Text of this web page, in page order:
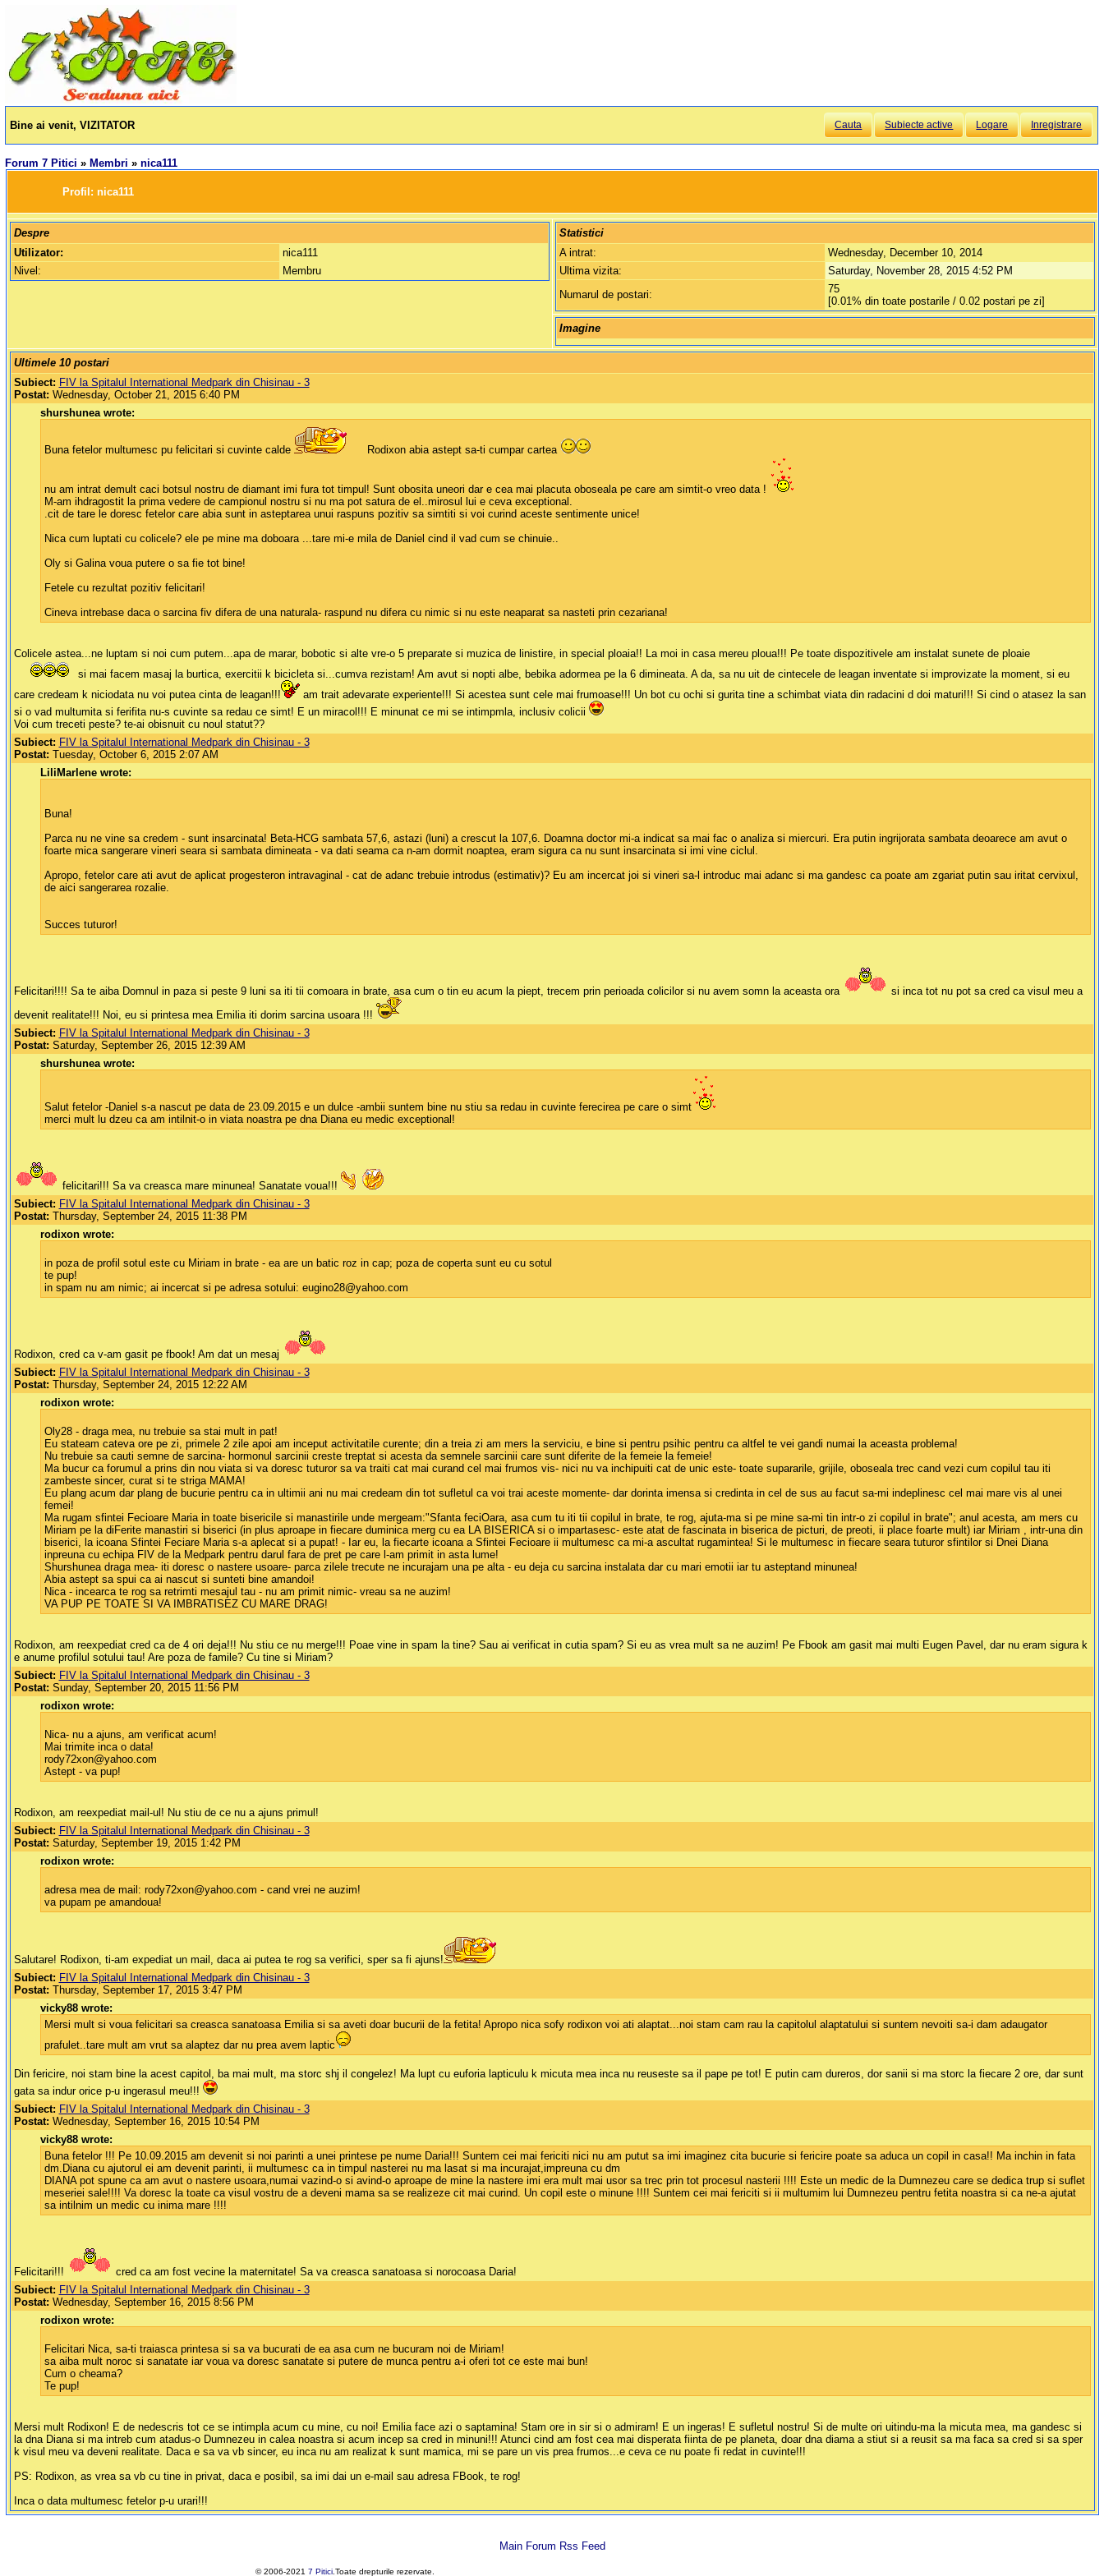
Bine ai venit, VIZITATOR Cauta Subiecte active Logare Inregistrare
Forum 7 Pitici » Membri »nica111
		Profil:
nica111
Despre
Utilizator:
nica111
Nivel:
Membru
Statistici
A intrat:
Wednesday, December 10, 2014
Ultima vizita:
Saturday, November 28, 2015 4:52 PM
Numarul de postari:
75
[0.01% din toate postarile / 0.02 postari pe zi]
Imagine
Ultimele 10 postari
Subiect: FIV la Spitalul International Medpark din Chisinau - 3
Postat: Wednesday, October 21, 2015 6:40 PM
shurshunea wrote:
Buna fetelor multumesc pu felicitari si cuvinte calde Rodixon abia astept sa-ti cumpar cartea
nu am intrat demult caci botsul nostru de diamant imi fura tot timpul! Sunt obosita uneori dar e cea mai placuta oboseala pe care am simtit-o vreo data !
M-am ihdragostit la prima vedere de campionul nostru si nu ma pot satura de el..mirosul lui e ceva exceptional.
.cit de tare le doresc fetelor care abia sunt in asteptarea unui raspuns pozitiv sa simtiti si voi curind aceste sentimente unice!
Nica cum luptati cu colicele? ele pe mine ma doboara ...tare mi-e mila de Daniel cind il vad cum se chinuie..
Oly si Galina voua putere o sa fie tot bine!
Fetele cu rezultat pozitiv felicitari!
Cineva intrebase daca o sarcina fiv difera de una naturala- raspund nu difera cu nimic si nu este neaparat sa nasteti prin cezariana!
Colicele astea...ne luptam si noi cum putem...apa de marar, bobotic si alte vre-o 5 preparate si muzica de linistire, in special ploaia!! La moi in casa mereu ploua!!! Pe toate dispozitivele am instalat sunete de ploaie
si mai facem masaj la burtica, exercitii k bicicleta si...cumva rezistam! Am avut si nopti albe, bebika adormea pe la 6 dimineata. A da, sa nu uit de cintecele de leagan inventate si improvizate la moment, si eu
care credeam k niciodata nu voi putea cinta de leagan!!!
am trait adevarate experiente!!! Si acestea sunt cele mai frumoase!!! Un bot cu ochi si gurita tine a schimbat viata din radacini d doi maturi!!! Si cind o atasez la san
si o vad multumita si ferifita nu-s cuvinte sa redau ce simt! E un miracol!!! E minunat ce mi se intimpmla, inclusiv colicii
Voi cum treceti peste? te-ai obisnuit cu noul statut??
Subiect: FIV la Spitalul International Medpark din Chisinau - 3
Postat: Tuesday, October 6, 2015 2:07 AM
LiliMarlene wrote:
Buna!
Parca nu ne vine sa credem - sunt insarcinata! Beta-HCG sambata 57,6, astazi (luni) a crescut la 107,6. Doamna doctor mi-a indicat sa mai fac o analiza si miercuri. Era putin ingrijorata sambata deoarece am avut o
foarte mica sangerare vineri seara si sambata dimineata - va dati seama ca n-am dormit noaptea, eram sigura ca nu sunt insarcinata si imi vine ciclul.
Apropo, fetelor care ati avut de aplicat progesteron intravaginal - cat de adanc trebuie introdus (estimativ)? Eu am incercat joi si vineri sa-l introduc mai adanc si ma gandesc ca poate am zgariat putin sau iritat cervixul,
de aici sangerarea rozalie.
Succes tuturor!
Felicitari!!!! Sa te aiba Domnul in paza si peste 9 luni sa iti tii comoara in brate, asa cum o tin eu acum la piept, trecem prin perioada colicilor si nu avem somn la aceasta ora
si inca tot nu pot sa cred ca visul meu a
devenit realitate!!! Noi, eu si printesa mea Emilia iti dorim sarcina usoara !!!
Subiect: FIV la Spitalul International Medpark din Chisinau - 3
Postat: Saturday, September 26, 2015 12:39 AM
shurshunea wrote:
Salut fetelor -Daniel s-a nascut pe data de 23.09.2015 e un dulce -ambii suntem bine nu stiu sa redau in cuvinte ferecirea pe care o simt
merci mult lu dzeu ca am intilnit-o in viata noastra pe dna Diana eu medic exceptional!
felicitari!!! Sa va creasca mare minunea! Sanatate voua!!!
Subiect: FIV la Spitalul International Medpark din Chisinau - 3
Postat: Thursday, September 24, 2015 11:38 PM
rodixon wrote:
in poza de profil sotul este cu Miriam in brate - ea are un batic roz in cap; poza de coperta sunt eu cu sotul
te pup!
in spam nu am nimic; ai incercat si pe adresa sotului: eugino28@yahoo.com
Rodixon, cred ca v-am gasit pe fbook! Am dat un mesaj
Subiect: FIV la Spitalul International Medpark din Chisinau - 3
Postat: Thursday, September 24, 2015 12:22 AM
rodixon wrote:
Oly28 - draga mea, nu trebuie sa stai mult in pat!
Eu stateam cateva ore pe zi, primele 2 zile apoi am inceput activitatile curente; din a treia zi am mers la serviciu, e bine si pentru psihic pentru ca altfel te vei gandi numai la aceasta problema!
Nu trebuie sa cauti semne de sarcina- hormonul sarcinii creste treptat si acesta da semnele sarcinii care sunt diferite de la femeie la femeie!
Ma bucur ca forumul a prins din nou viata si va doresc tuturor sa va traiti cat mai curand cel mai frumos vis- nici nu va inchipuiti cat de unic este- toate supararile, grijile, oboseala trec cand vezi cum copilul tau iti
zambeste sincer, curat si te striga MAMA!
Eu plang acum dar plang de bucurie pentru ca in ultimii ani nu mai credeam din tot sufletul ca voi trai aceste momente- dar dorinta imensa si credinta in cel de sus au facut sa-mi indeplinesc cel mai mare vis al unei
femei!
Ma rugam sfintei Fecioare Maria in toate bisericile si manastirile unde mergeam:"Sfanta feciOara, asa cum tu iti tii copilul in brate, te rog, ajuta-ma si pe mine sa-mi tin intr-o zi copilul in brate"; anul acesta, am mers cu
Miriam pe la diFerite manastiri si biserici (in plus aproape in fiecare duminica merg cu ea LA BISERICA si o impartasesc- este atat de fascinata in biserica de picturi, de preoti, ii place foarte mult) iar Miriam , intr-una din
biserici, la icoana Sfintei Feciare Maria s-a aplecat si a pupat! - Iar eu, la fiecarte icoana a Sfintei Fecioare ii multumesc ca mi-a ascultat rugamintea! Si le multumesc in fiecare seara tuturor sfintilor si Dnei Diana
inpreuna cu echipa FIV de la Medpark pentru darul fara de pret pe care l-am primit in asta lume!
Shurshunea draga mea- iti doresc o nastere usoare- parca zilele trecute ne incurajam una pe alta - eu deja cu sarcina instalata dar cu mari emotii iar tu asteptand minunea!
Abia astept sa spui ca ai nascut si sunteti bine amandoi!
Nica - incearca te rog sa retrimti mesajul tau - nu am primit nimic- vreau sa ne auzim!
VA PUP PE TOATE SI VA IMBRATISEZ CU MARE DRAG!
Rodixon, am reexpediat cred ca de 4 ori deja!!! Nu stiu ce nu merge!!! Poae vine in spam la tine? Sau ai verificat in cutia spam? Si eu as vrea mult sa ne auzim! Pe Fbook am gasit mai multi Eugen Pavel, dar nu eram sigura k
e anume profilul sotului tau! Are poza de famile? Cu tine si Miriam?
Subiect: FIV la Spitalul International Medpark din Chisinau - 3
Postat: Sunday, September 20, 2015 11:56 PM
rodixon wrote:
Nica- nu a ajuns, am verificat acum!
Mai trimite inca o data!
rody72xon@yahoo.com
Astept - va pup!
Rodixon, am reexpediat mail-ul! Nu stiu de ce nu a ajuns primul!
Subiect: FIV la Spitalul International Medpark din Chisinau - 3
Postat: Saturday, September 19, 2015 1:42 PM
rodixon wrote:
adresa mea de mail: rody72xon@yahoo.com - cand vrei ne auzim!
va pupam pe amandoua!
Salutare! Rodixon, ti-am expediat un mail, daca ai putea te rog sa verifici, sper sa fi ajuns!
Subiect: FIV la Spitalul International Medpark din Chisinau - 3
Postat: Thursday, September 17, 2015 3:47 PM
vicky88 wrote:
Mersi mult si voua felicitari sa creasca sanatoasa Emilia si sa aveti doar bucurii de la fetita! Apropo nica sofy rodixon voi ati alaptat...noi stam cam rau la capitolul alaptatului si suntem nevoiti sa-i dam adaugator
prafulet..tare mult am vrut sa alaptez dar nu prea avem laptic
Din fericire, noi stam bine la acest capitol, ba mai mult, ma storc shj il congelez! Ma lupt cu euforia lapticulu k micuta mea inca nu reuseste sa il pape pe tot! E putin cam dureros, dor sanii si ma storc la fiecare 2 ore, dar sunt
gata sa indur orice p-u ingerasul meu!!!
Subiect: FIV la Spitalul International Medpark din Chisinau - 3
Postat: Wednesday, September 16, 2015 10:54 PM
vicky88 wrote:
Buna fetelor !!! Pe 10.09.2015 am devenit si noi parinti a unei printese pe nume Daria!!! Suntem cei mai fericiti nici nu am putut sa imi imaginez cita bucurie si fericire poate sa aduca un copil in casa!! Ma inchin in fata
dm.Diana cu ajutorul ei am devenit parinti, ii multumesc ca in timpul nasterei nu ma lasat si ma incurajat,impreuna cu dm
DIANA pot spune ca am avut o nastere usoara,numai vazind-o si avind-o aproape de mine la nastere imi era mult mai usor sa trec prin tot procesul nasterii !!!! Este un medic de la Dumnezeu care se dedica trup si suflet
meseriei sale!!!! Va doresc la toate ca visul vostru de a deveni mama sa se realizeze cit mai curind. Un copil este o minune !!!! Suntem cei mai fericiti si ii multumim lui Dumnezeu pentru fetita noastra si ca ne-a ajutat
sa intilnim un medic cu inima mare !!!!
Felicitari!!!
cred ca am fost vecine la maternitate! Sa va creasca sanatoasa si norocoasa Daria!
Subiect: FIV la Spitalul International Medpark din Chisinau - 3
Postat: Wednesday, September 16, 2015 8:56 PM
rodixon wrote:
Felicitari Nica, sa-ti traiasca printesa si sa va bucurati de ea asa cum ne bucuram noi de Miriam!
sa aiba mult noroc si sanatate iar voua va doresc sanatate si putere de munca pentru a-i oferi tot ce este mai bun!
Cum o cheama?
Te pup!
Mersi mult Rodixon! E de nedescris tot ce se intimpla acum cu mine, cu noi! Emilia face azi o saptamina! Stam ore in sir si o admiram! E un ingeras! E sufletul nostru! Si de multe ori uitindu-ma la micuta mea, ma gandesc si
la dna Diana si ma intreb cum atadus-o Dumnezeu in calea noastra si acum incep sa cred in minuni!!! Atunci cind am fost cea mai disperata fiinta de pe planeta, doar dna diama a stiut si a reusit sa ma faca sa cred si sa sper
k visul meu va deveni realitate. Daca e sa va vb sincer, eu inca nu am realizat k sunt mamica, mi se pare un vis prea frumos...e ceva ce nu poate fi redat in cuvinte!!!
PS: Rodixon, as vrea sa vb cu tine in privat, daca e posibil, sa imi dai un e-mail sau adresa FBook, te rog!
Inca o data multumesc fetelor p-u urari!!!
Main Forum Rss Feed
© 2006-2021 7 Pitici.Toate drepturile rezervate.